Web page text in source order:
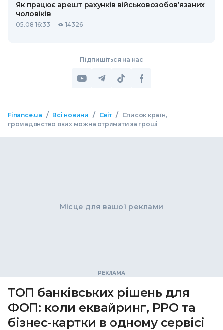
Як працює арешт рахунків військовозобов’язаних
чоловіків
05.08 16:33 14326
Підпишіться на нас
Finance.ua / Всі новини / Світ /
Список країн,
громадянство яких можна отримати за гроші
Місце для вашої реклами
ТОП банківських рішень для
ФОП: коли еквайринг, РРО та
бізнес-картки в одному сервісі